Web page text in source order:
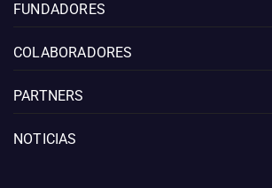
FUNDADORES
COLABORADORES
PARTNERS
NOTICIAS